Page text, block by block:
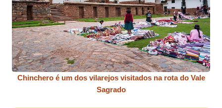
Chinchero é um dos vilarejos visitados na rota do Vale
Sagrado